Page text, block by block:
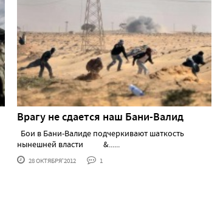
Врагу не сдается наш Бани-Валид
Бои в Бани-Валиде подчеркивают шаткость
нынешней власти &......
28 ОКТЯБРЯ'2012 1